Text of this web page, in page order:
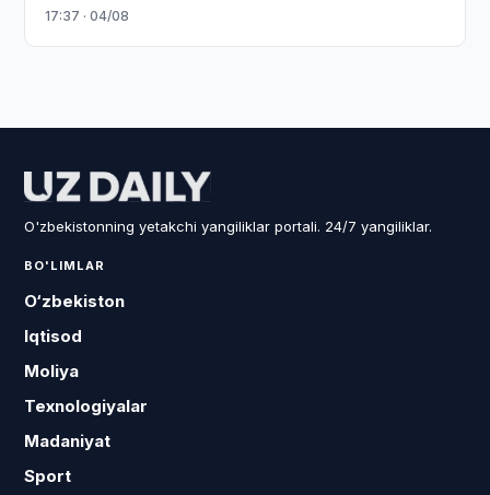
17:37 · 04/08
O'zbekistonning yetakchi yangiliklar portali. 24/7 yangiliklar.
BO'LIMLAR
O‘zbekiston
Iqtisod
Moliya
Texnologiyalar
Madaniyat
Sport